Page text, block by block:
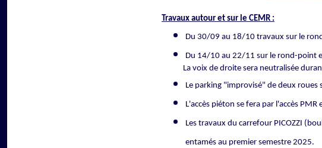
Travaux autour et sur le CEMR :
Du 30/09 au 18/10 travaux sur le
Du 14/10 au 22/11 sur le rond-point
La voix de droite sera neutralisée
Le parking "improvisé" de deux
L'accès piéton se fera par l'accès
Les travaux du carrefour PICOZZI
entamés au premier semestre 2025.